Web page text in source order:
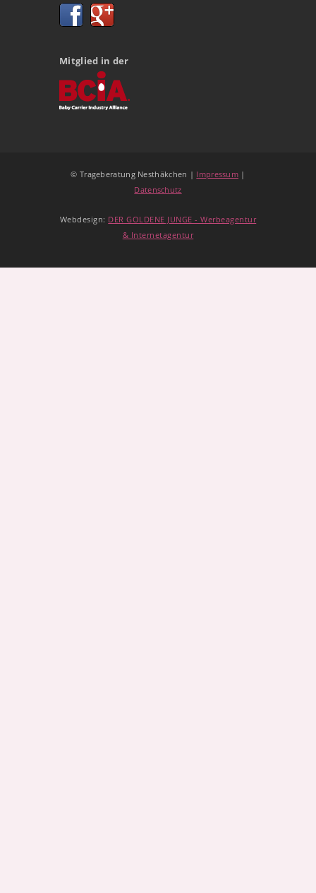
Mitglied in der
© Trageberatung Nesthäkchen | Impressum |
Datenschutz
Webdesign: DER GOLDENE JUNGE - Werbeagentur
& Internetagentur